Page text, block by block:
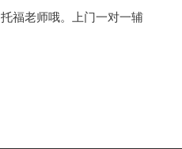
福老师哦。上门一对一辅